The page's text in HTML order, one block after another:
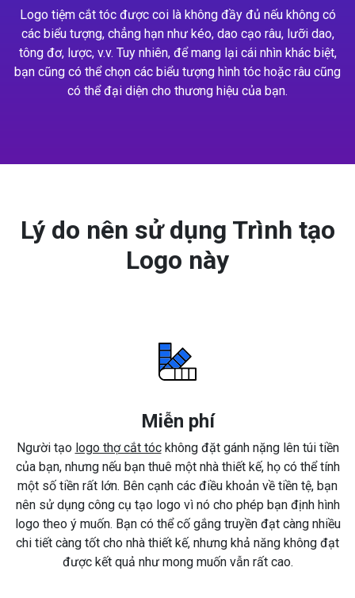
Logo tiệm cắt tóc được coi là không đầy đủ nếu không có
các biểu tượng, chẳng hạn như kéo, dao cạo râu, lưỡi dao,
tông đơ, lược, v.v. Tuy nhiên, để mang lại cái nhìn khác biệt,
bạn cũng có thể chọn các biểu tượng hình tóc hoặc râu cũng
có thể đại diện cho thương hiệu của bạn.
Lý do nên sử dụng Trình tạo
Logo này
Miễn phí
Người tạo logo thợ cắt tóckhông đặt gánh nặng lên túi tiền
của bạn, nhưng nếu bạn thuê một nhà thiết kế, họ có thể tính
một số tiền rất lớn. Bên cạnh các điều khoản về tiền tệ, bạn
nên sử dụng công cụ tạo logo vì nó cho phép bạn định hình
logo theo ý muốn. Bạn có thể cố gắng truyền đạt càng nhiều
chi tiết càng tốt cho nhà thiết kế, nhưng khả năng không đạt
được kết quả như mong muốn vẫn rất cao.